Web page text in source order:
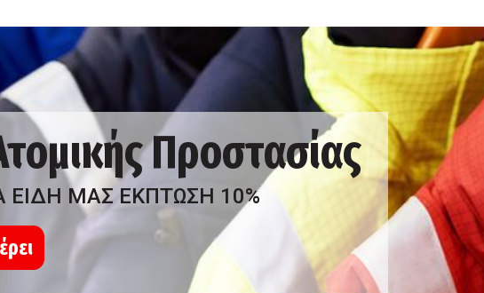
Προστασίας
ΕΙΔΗ ΜΑΣ ΕΚΠΤΩΣΗ 10%